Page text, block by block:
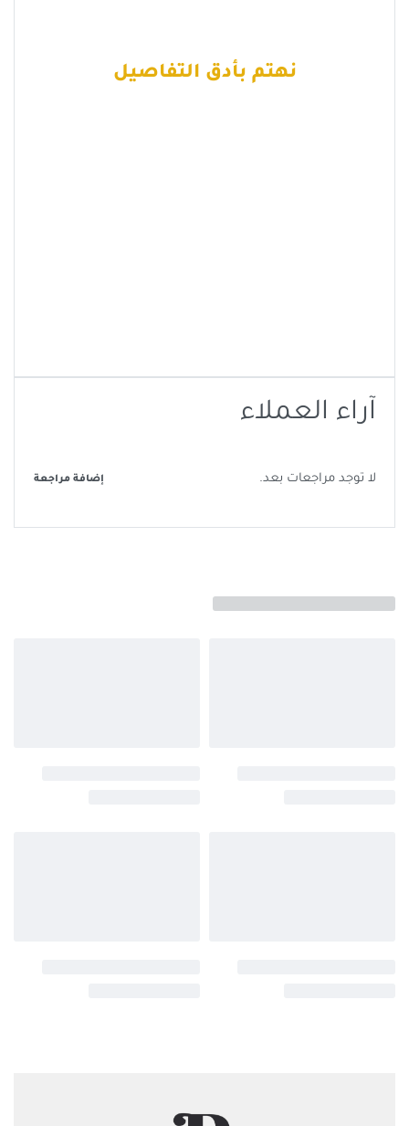
نهتم بأدق التفاصيل
آراء العملاء
لا توجد مراجعات بعد. إضافة مراجعة